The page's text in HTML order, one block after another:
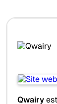
Qwairyest